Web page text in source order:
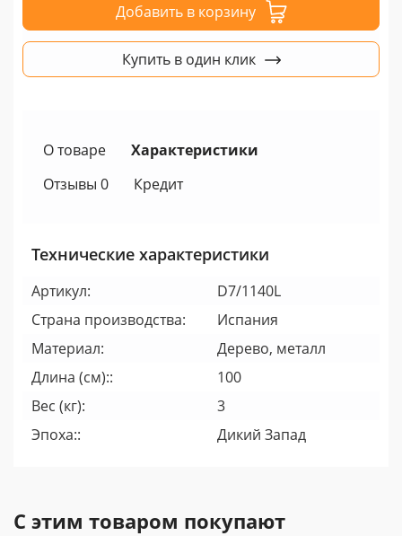
Добавить в корзину
Купить в один клик
О товаре
Характеристики
Отзывы 0
Кредит
Технические характеристики
Артикул:
D7/1140L
Страна производства:
Испания
Материал:
Дерево, металл
Длина (см)::
100
Вес (кг):
3
Эпоха::
Дикий Запад
С этим товаром покупают